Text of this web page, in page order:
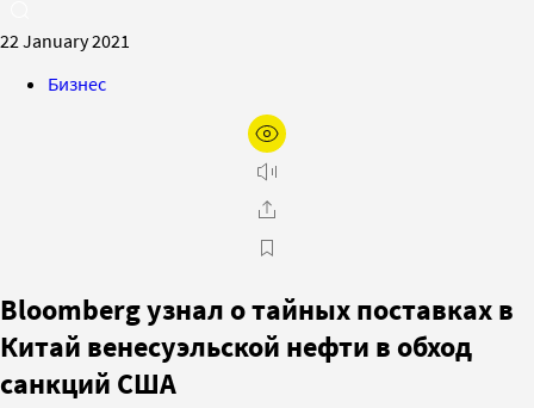
22 January 2021
Бизнес
Bloomberg узнал о тайных поставках в
Китай венесуэльской нефти в обход
санкций США